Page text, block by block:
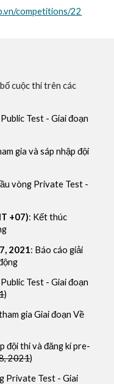
competitions/22
cuộc thi trên các
Test - Giai đoạn
gia và sáp nhập đội
vòng Private Test -
+07): Kết thúc
2021: Báo cáo giải
Test - Giai đoạn
)
gia Giai đoạn Về
đội thi và đăng kí pre-
2021)
Private Test - Giai